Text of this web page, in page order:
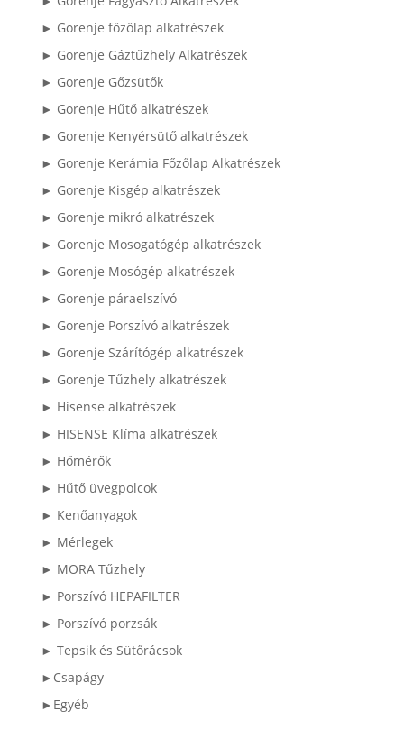
► Gorenje főzőlap alkatrészek
► Gorenje Gáztűzhely Alkatrészek
► Gorenje Gőzsütők
► Gorenje Hűtő alkatrészek
► Gorenje Kenyérsütő alkatrészek
► Gorenje Kerámia Főzőlap Alkatrészek
► Gorenje Kisgép alkatrészek
► Gorenje mikró alkatrészek
► Gorenje Mosogatógép alkatrészek
► Gorenje Mosógép alkatrészek
► Gorenje páraelszívó
► Gorenje Porszívó alkatrészek
► Gorenje Szárítógép alkatrészek
► Gorenje Tűzhely alkatrészek
► Hisense alkatrészek
► HISENSE Klíma alkatrészek
► Hőmérők
► Hűtő üvegpolcok
► Kenőanyagok
► Mérlegek
► MORA Tűzhely
► Porszívó HEPAFILTER
► Porszívó porzsák
► Tepsik és Sütőrácsok
►Csapágy
►Egyéb